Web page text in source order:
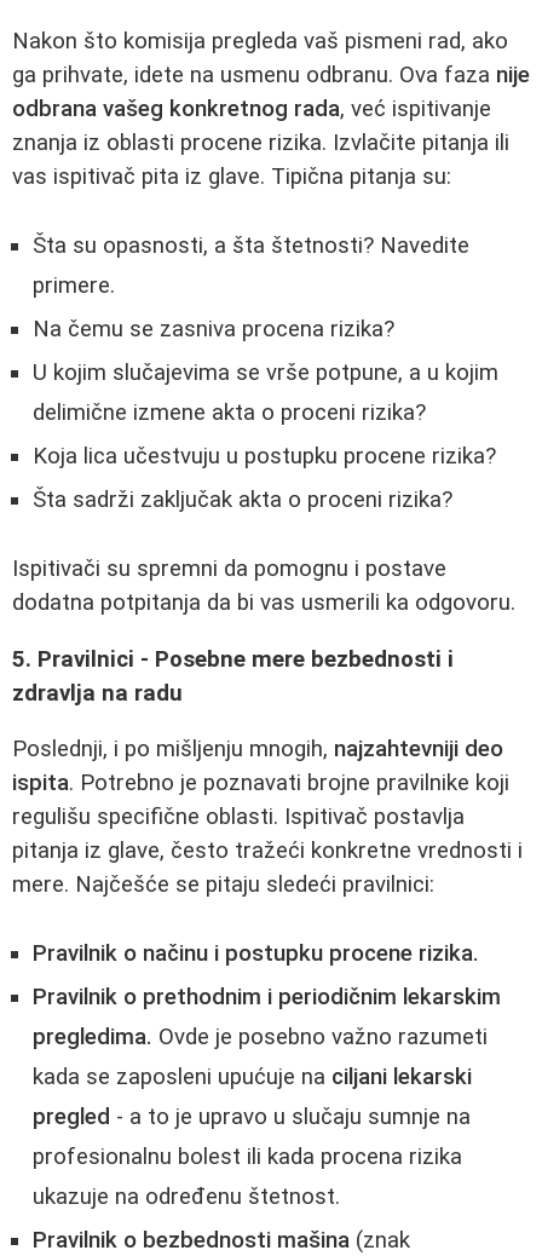
Nakon što komisija pregleda vaš pismeni rad, ako
ga prihvate, idete na usmenu odbranu. Ova faza nije
odbrana vašeg konkretnog rada, već ispitivanje
znanja iz oblasti procene rizika. Izvlačite pitanja ili
vas ispitivač pita iz glave. Tipična pitanja su:
Šta su opasnosti, a šta štetnosti? Navedite
primere.
Na čemu se zasniva procena rizika?
U kojim slučajevima se vrše potpune, a u kojim
delimične izmene akta o proceni rizika?
Koja lica učestvuju u postupku procene rizika?
Šta sadrži zaključak akta o proceni rizika?
Ispitivači su spremni da pomognu i postave
dodatna potpitanja da bi vas usmerili ka odgovoru.
5. Pravilnici - Posebne mere bezbednosti i
zdravlja na radu
Poslednji, i po mišljenju mnogih, najzahtevniji deo
ispita. Potrebno je poznavati brojne pravilnike koji
regulišu specifične oblasti. Ispitivač postavlja
pitanja iz glave, često tražeći konkretne vrednosti i
mere. Najčešće se pitaju sledeći pravilnici:
Pravilnik o načinu i postupku procene rizika.
Pravilnik o prethodnim i periodičnim lekarskim
pregledima. Ovde je posebno važno razumeti
kada se zaposleni upućuje na ciljani lekarski
pregled - a to je upravo u slučaju sumnje na
profesionalnu bolest ili kada procena rizika
ukazuje na određenu štetnost.
Pravilnik o bezbednosti mašina (znak